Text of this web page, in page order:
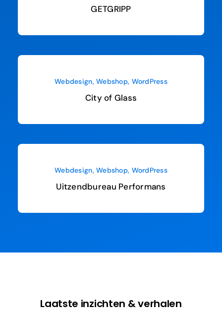
GETGRIPP
Webdesign,Webshop, WordPress
City of Glass
Webdesign,Webshop, WordPress
Uitzendbureau Performans
Laatste inzichten & verhalen